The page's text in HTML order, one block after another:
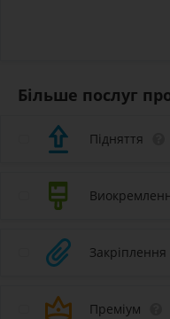
Більше послуг
Підняття
Закріплення
Преміум